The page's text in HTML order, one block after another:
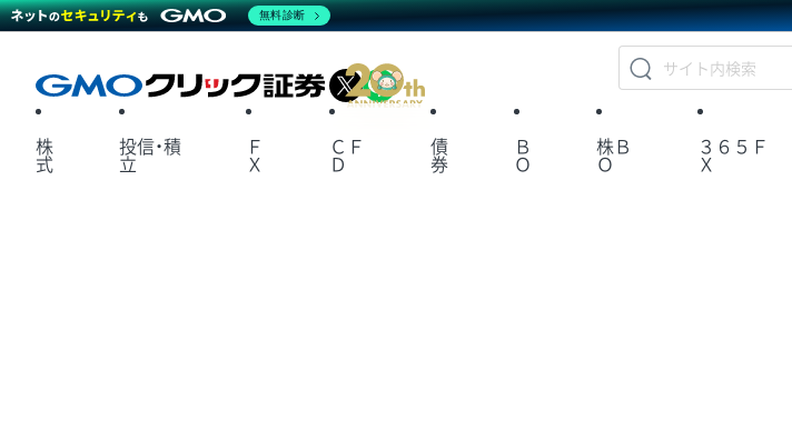
X
株
式
投信・積
立
Ｆ
Ｘ
ＣＦ
Ｄ
債
券
Ｂ
Ｏ
株Ｂ
Ｏ
３６５Ｆ
Ｘ
無料診断